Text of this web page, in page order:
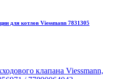
для котлов Viessmann 7831305